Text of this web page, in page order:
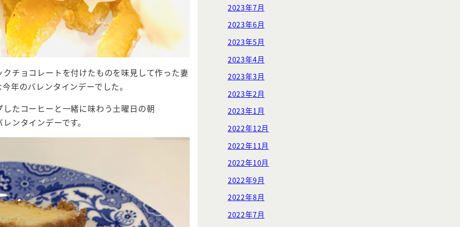
チョコレートを付けたものを味見して作った妻
年のバレンタインデーでした。
たコーヒーと一緒に味わう土曜日の朝
ンタインデーです。
2023年7月
2023年6月
2023年5月
2023年4月
2023年3月
2023年2月
2023年1月
2022年12月
2022年11月
2022年10月
2022年9月
2022年8月
2022年7月